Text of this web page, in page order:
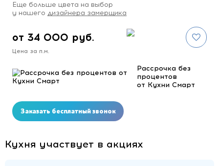
Eще больше цвета на выбор
у нашего дизайнера замерщика
от 34 000 руб.
Цена за п.м.
Рассрочка без
процентов
от Кухни Смарт
Заказать бесплатный звонок
Кухня участвует в акциях